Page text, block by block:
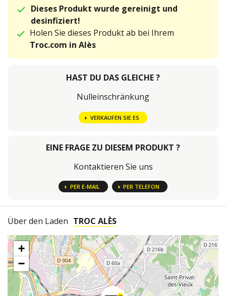
Dieses Produkt wurde gereinigt und
desinfiziert!
Holen Sie dieses Produkt ab bei Ihrem
Troc.com in Alès
HAST DU DAS GLEICHE ?
Nulleinschränkung
VERKAUFEN SIE ES
EINE FRAGE ZU DIESEM PRODUKT ?
Kontaktieren Sie uns
PER E-MAIL PER TELEFON
Über den Laden TROC ALÈS
+
−